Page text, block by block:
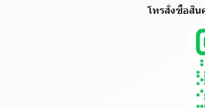
โทรสั่งซื้อสิน